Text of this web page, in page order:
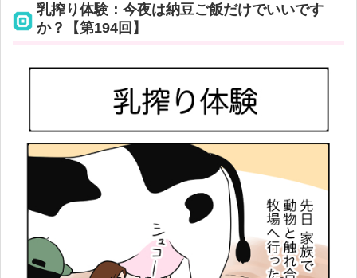
乳搾り体験：今夜は納豆ご飯だけでいいです
か？【第194回】